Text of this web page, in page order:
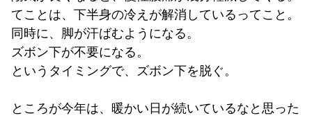
てことは、下半身の冷えが解消しているってこと。
同時に、脚が汗ばむようになる。
ズボン下が不要になる。
というタイミングで、ズボン下を脱ぐ。
ところが今年は、暖かい日が続いているなと思った